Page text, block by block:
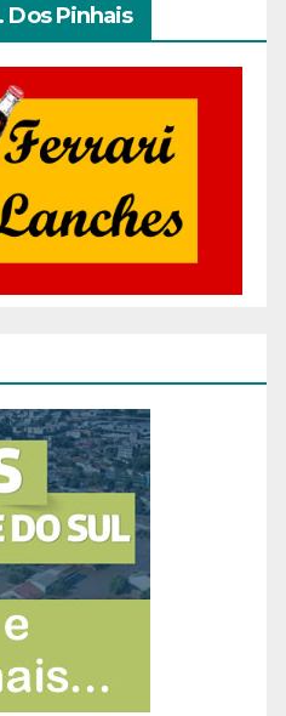
Dos Pinhais